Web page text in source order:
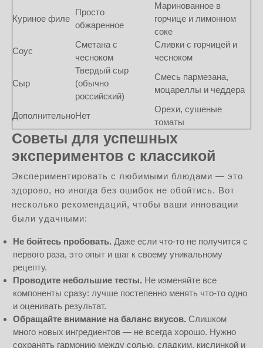
Куриное филе
Просто
обжаренное
Маринованное в
горчице и лимонном
соке
Соус
Сметана с
чесноком
Сливки с горчицей и
чесноком
Сыр
Твердый сыр
(обычно
российский)
Смесь пармезана,
моцареллы и чеддера
ДополнительноНет
Орехи, сушеные
томаты
Советы для успешных
экспериментов с классикой
Экспериментировать с любимыми блюдами — это
здорово, но иногда без ошибок не обойтись. Вот
несколько рекомендаций, чтобы ваши инновации
были удачными:
Не бойтесь пробовать. Даже если что-то не получится с
первого раза, это опыт и шаг к своему уникальному
рецепту.
Проводите небольшие тесты. Не изменяйте все
компоненты сразу: лучше постепенно менять что-то одно
и оценивать результат.
Обращайте внимание на баланс вкусов. Слишком
много новых ингредиентов — не всегда хорошо. Нужно
сохранять гармонию между солью, сладким, кислинкой и